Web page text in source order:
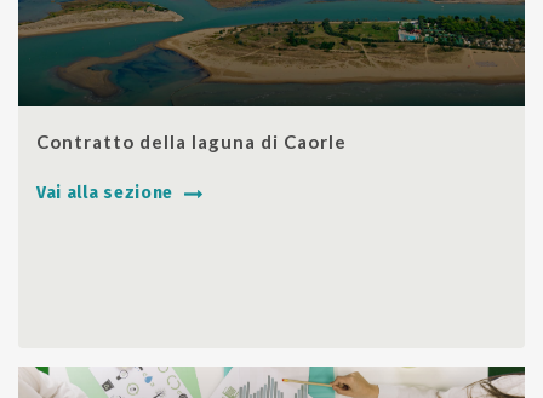
Contratto della laguna di Caorle
Vai alla sezione